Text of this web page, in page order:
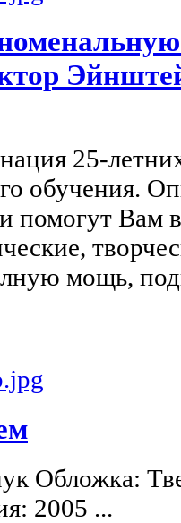
25-
обучения.
помогут Вам
мощь,
Обложка:
2005 ...